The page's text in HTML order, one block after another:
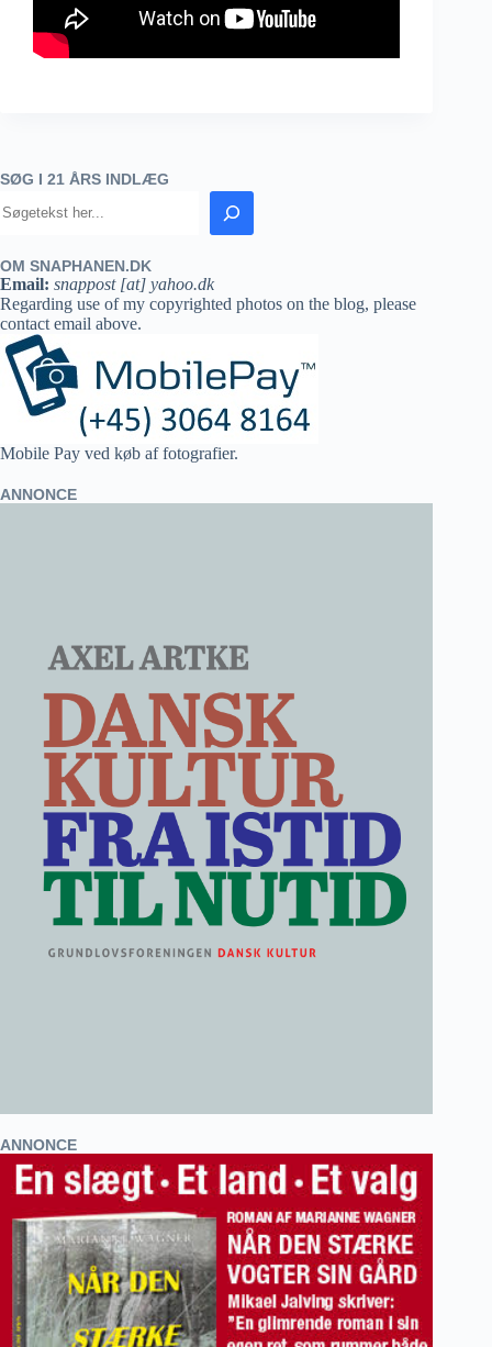
SØG I 21 ÅRS INDLÆG
OM SNAPHANEN.DK
Email: snappost [at] yahoo.dk
Regarding use of my copyrighted photos on the blog, please
contact email above.
Mobile Pay ved køb af fotografier.
ANNONCE
ANNONCE